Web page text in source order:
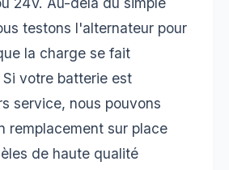
testons l'alternateur pour
la charge se fait
votre batterie est
service, nous pouvons
remplacement sur place
de haute qualité